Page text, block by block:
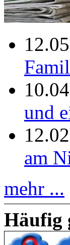
und
am
mehr ...
Häufig